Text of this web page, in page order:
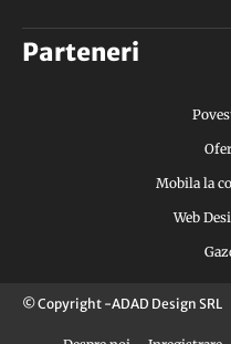
Parteneri
Mobila la
Web
© Copyright -ADAD Design SRL